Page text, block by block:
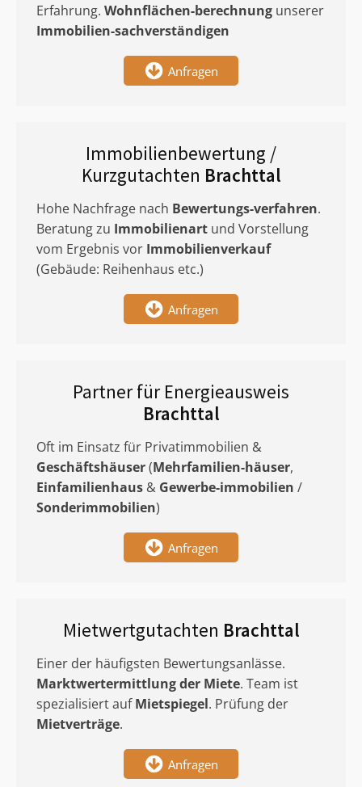
Erfahrung. Wohnflächen-berechnung unserer
Immobilien-sachverständigen
Anfragen
Immobilienbewertung /
Kurzgutachten Brachttal
Hohe Nachfrage nach Bewertungs-verfahren.
Beratung zu Immobilienart und Vorstellung
vom Ergebnis vor Immobilienverkauf
(Gebäude: Reihenhaus etc.)
Anfragen
Partner für Energieausweis
Brachttal
Oft im Einsatz für Privatimmobilien &
Geschäftshäuser(Mehrfamilien-häuser,
Einfamilienhaus & Gewerbe-immobilien /
Sonderimmobilien)
Anfragen
Mietwertgutachten Brachttal
Einer der häufigsten Bewertungsanlässe.
Marktwertermittlungder Miete. Team ist
spezialisiert aufMietspiegel. Prüfung der
Mietverträge.
Anfragen